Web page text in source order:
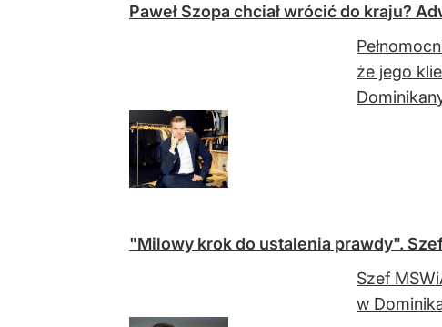
Paweł Szopa chciał wrócić do kraju?
że jego
"Milowy krok do ustalenia prawdy".
Szef
w